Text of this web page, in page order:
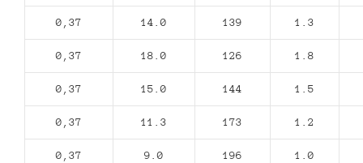
0,37 14.0 139 1.3
0,37 18.0 126 1.8
0,37 15.0 144 1.5
0,37 11.3 173 1.2
0,37 9.0 196 1.0